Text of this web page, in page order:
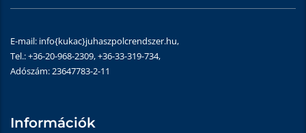
E-mail: info{kukac}juhaszpolcrendszer.hu,
Tel.: +36-20-968-2309, +36-33-319-734,
Adószám: 23647783-2-11
Információk